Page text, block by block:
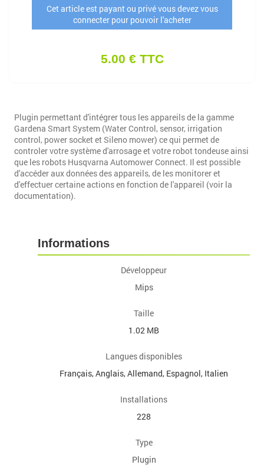
Cet article est payant ou privé vous devez vous
connecter pour pouvoir l'acheter
5.00 € TTC
Plugin permettant d'intégrer tous les appareils de la gamme
Gardena Smart System (Water Control, sensor, irrigation
control, power socket et Sileno mower) ce qui permet de
controler votre système d'arrosage et votre robot tondeuse ainsi
que les robots Husqvarna Automower Connect. Il est possible
d'accéder aux données des appareils, de les monitorer et
d'effectuer certaine actions en fonction de l'appareil (voir la
documentation).
Informations
Développeur
Mips
Taille
1.02 MB
Langues disponibles
Français, Anglais, Allemand, Espagnol, Italien
Installations
228
Type
Plugin